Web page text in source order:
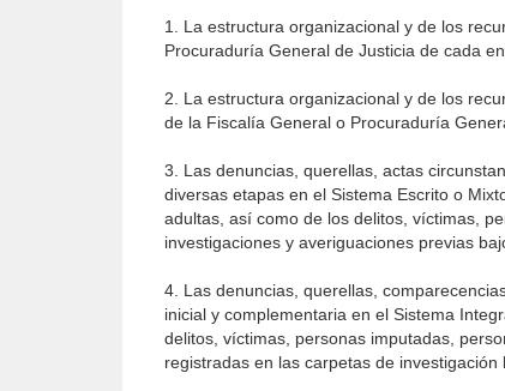
1. La estructura organizacional y de los
Procuraduría General de Justicia de cada
2. La estructura organizacional y de los
de la Fiscalía General o Procuraduría
3. Las denuncias, querellas, actas
diversas etapas en el Sistema Escrito o
adultas, así como de los delitos, víctimas,
investigaciones y averiguaciones previas
4. Las denuncias, querellas,
inicial y complementaria en el Sistema
delitos, víctimas, personas imputadas,
registradas en las carpetas de investigación